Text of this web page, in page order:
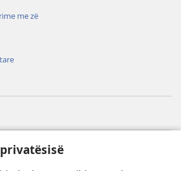
me zë
Watchtower